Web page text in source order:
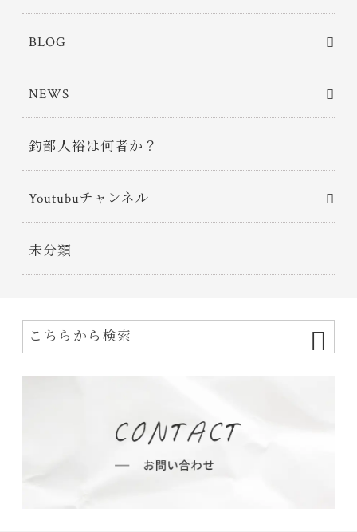
BLOG
NEWS
釣部人裕は何者か？
Youtubuチャンネル
未分類